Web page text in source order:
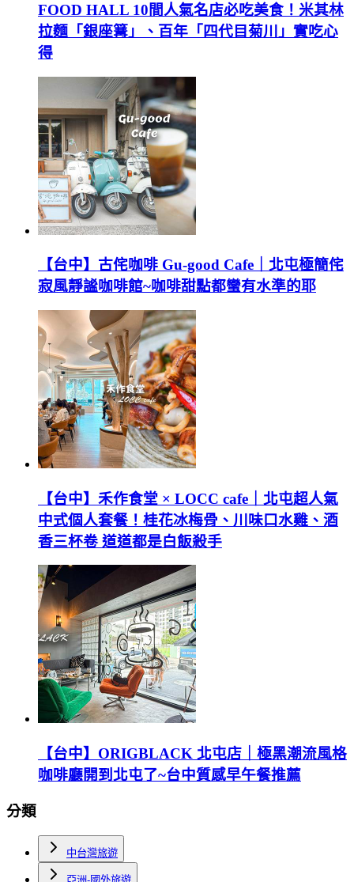
FOOD HALL 10間人氣名店必吃美食！米其林
拉麵「銀座篝」、百年「四代目菊川」實吃心
得
【台中】古侘咖啡 Gu-good Cafe｜北屯極簡侘
寂風靜謐咖啡館~咖啡甜點都蠻有水準的耶
【台中】禾作食堂 × LOCC cafe｜北屯超人氣
中式個人套餐！桂花冰梅骨、川味口水雞、酒
香三杯卷 道道都是白飯殺手
【台中】ORIGBLACK 北屯店｜極黑潮流風格
咖啡廳開到北屯了~台中質感早午餐推薦
分類
中台灣旅遊